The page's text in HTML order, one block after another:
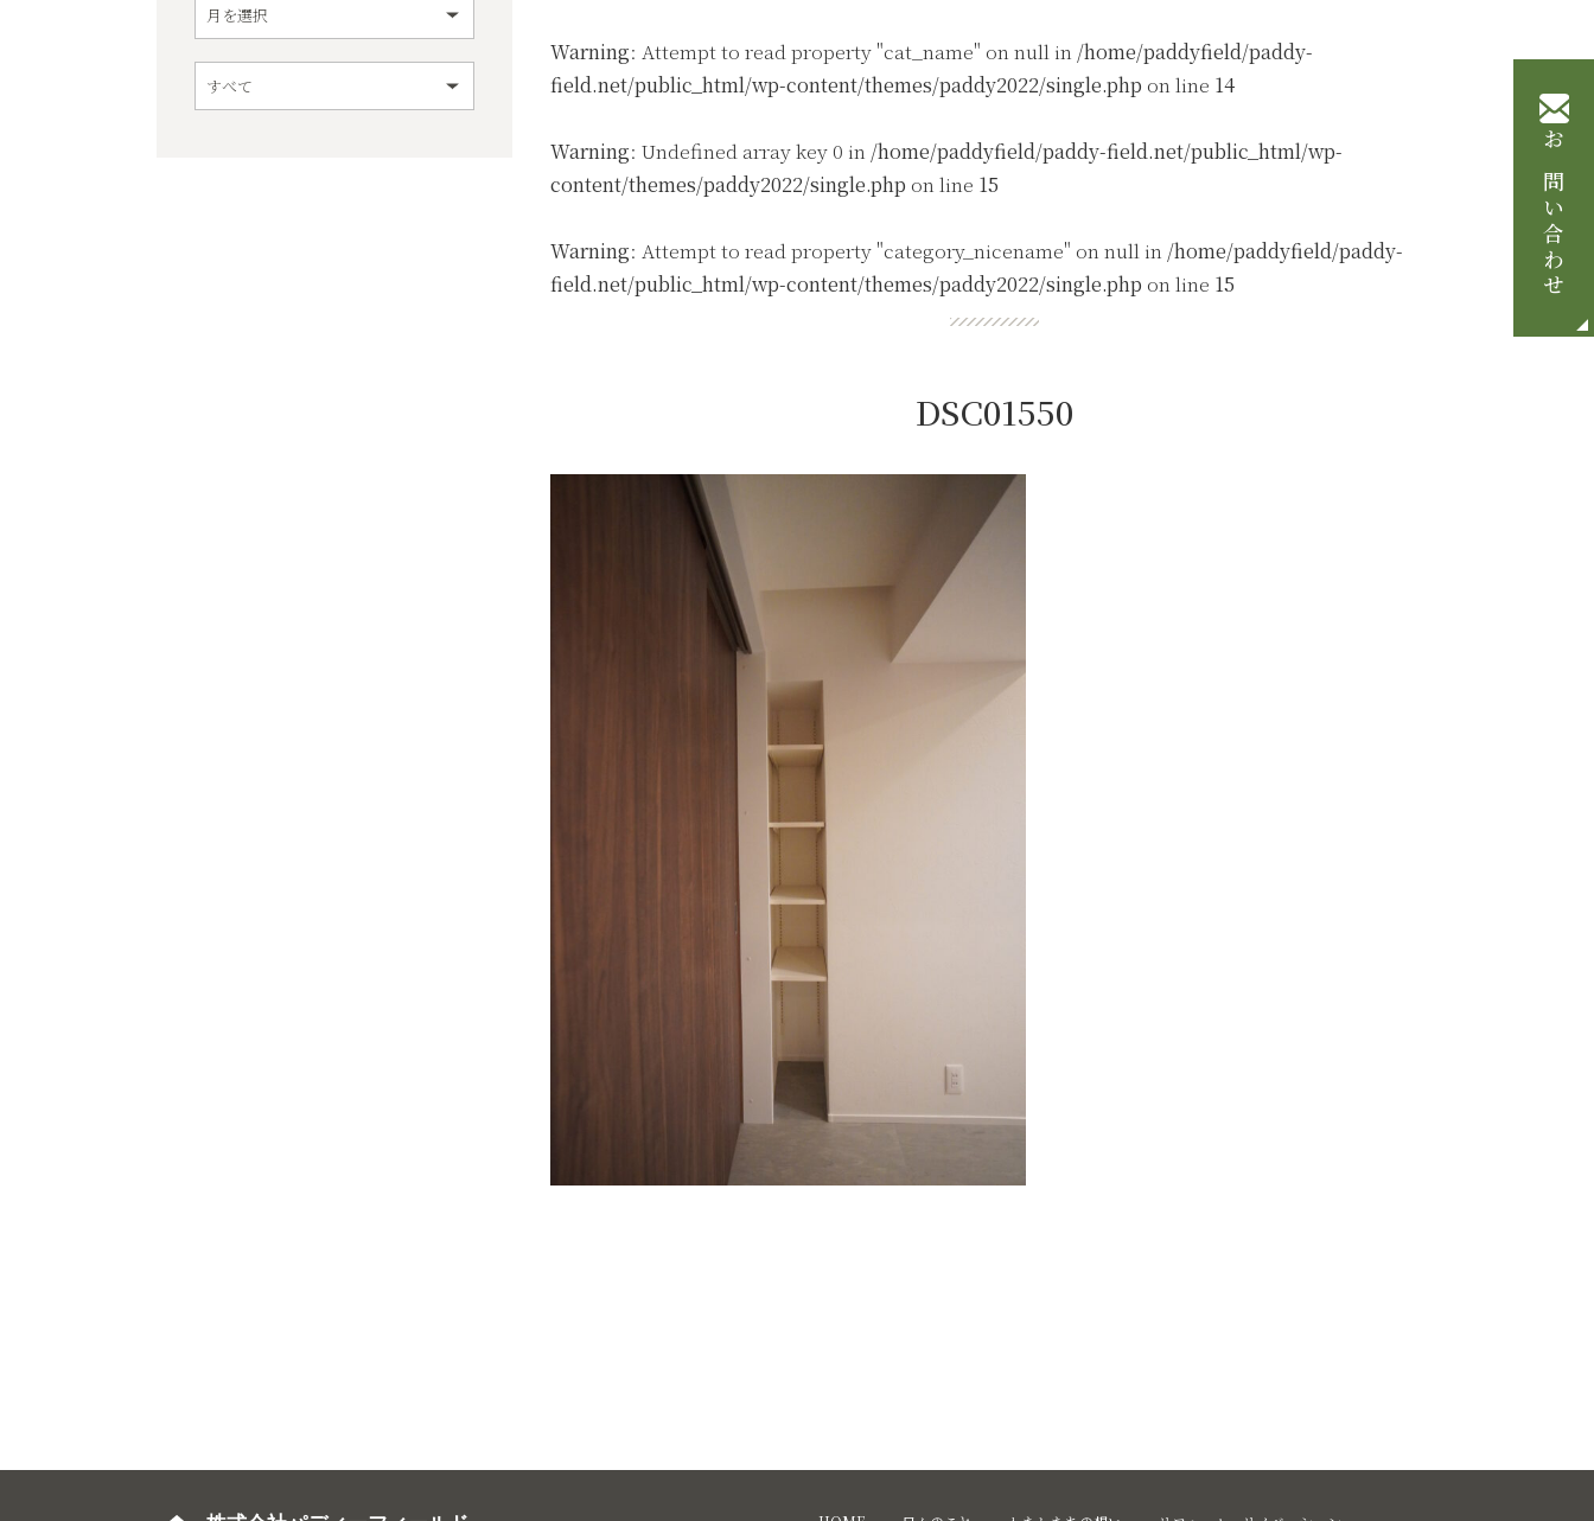
お問い合わせ
Warning: Attempt to read property "cat_name" on null in /home/paddyfield/paddy-
field.net/public_html/wp-content/themes/paddy2022/single.php on line 14
Warning: Undefined array key 0 in /home/paddyfield/paddy-field.net/public_html/wp-
content/themes/paddy2022/single.php on line 15
Warning: Attempt to read property "category_nicename" on null in /home/paddyfield/paddy-
field.net/public_html/wp-content/themes/paddy2022/single.php on line 15
DSC01550